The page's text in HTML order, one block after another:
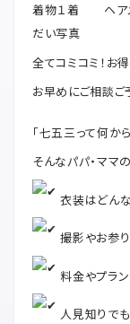
着物１着 ヘアメ
だい写真
全てコミコミ！お
お早めにご相談ご
「七五三って何か
そんなパパ・ママ
衣装はどん
撮影やお参
料金やプラ
人見知りで